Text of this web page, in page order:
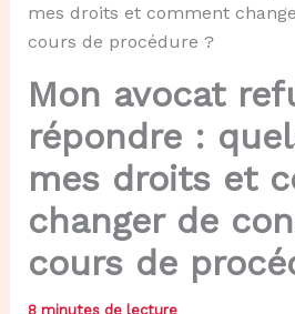
mes droits et comment
cours de procédure ?
Mon avocat
répondre :
mes droits et
changer de
cours de
8 minutes de lecture